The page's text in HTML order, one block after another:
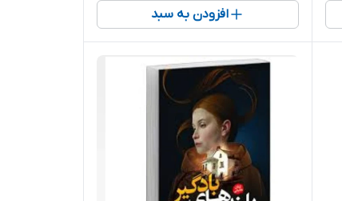
افزودن به سبد